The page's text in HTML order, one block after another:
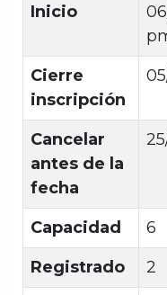
Inicio
Cierre
inscripción
Cancelar
antes de la
fecha
Capacidad
6
Registrado
2